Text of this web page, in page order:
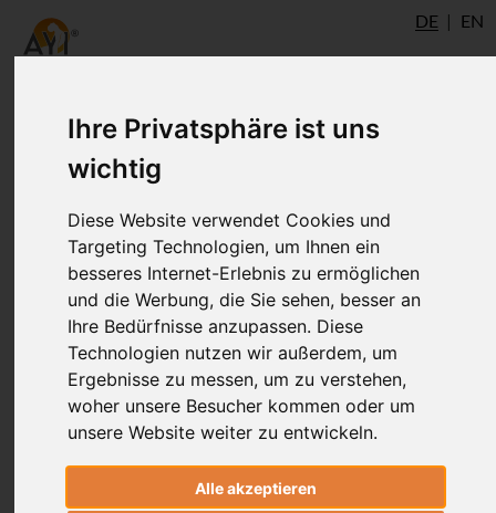
Ihre Privatsphäre ist uns
wichtig
Diese Website verwendet Cookies und
Targeting Technologien, um Ihnen ein
besseres Internet-Erlebnis zu ermöglichen
und die Werbung, die Sie sehen, besser an
Ihre Bedürfnisse anzupassen. Diese
Technologien nutzen wir außerdem, um
Ergebnisse zu messen, um zu verstehen,
woher unsere Besucher kommen oder um
unsere Website weiter zu entwickeln.
Alle akzeptieren
DE EN
Eva Pietrowski
Faszien Weiterbildung mit Ronald Steiner
13. und 14 Dezember